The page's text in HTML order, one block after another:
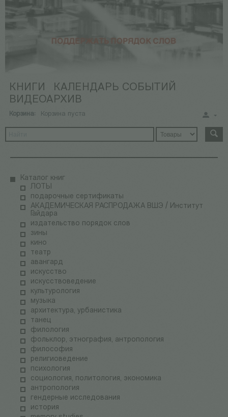
КНИГИ
КАЛЕНДАРЬ СОБЫТИЙ
ВИДЕОАРХИВ
Корзина: Корзина пуста
Каталог книг
ЛОТЫ
подарочные сертификаты
АКАДЕМИЧЕСКАЯ РАСПРОДАЖА ВШЭ / Институт
Гайдара
издательство порядок слов
зины
кино
театр
авангард
искусство
искусствоведение
культурология
музыка
архитектура, урбанистика
танец
филология
фольклор, этнография, антропология
философия
религиоведение
психология
социология, политология, экономика
антропология
гендерные исследования
история